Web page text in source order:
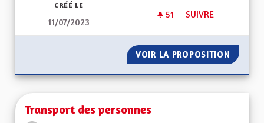
CRÉÉ LE
11/07/2023
51 51 ABONNÉS
SUIVRE
VOIR LA PROPOSITION
Transport des personnes